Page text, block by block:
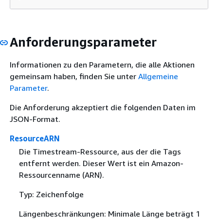
Anforderungsparameter
Informationen zu den Parametern, die alle Aktionen
gemeinsam haben, finden Sie unter Allgemeine
Parameter.
Die Anforderung akzeptiert die folgenden Daten im
JSON-Format.
ResourceARN
Die Timestream-Ressource, aus der die Tags
entfernt werden. Dieser Wert ist ein Amazon-
Ressourcenname (ARN).
Typ: Zeichenfolge
Längenbeschränkungen: Minimale Länge beträgt 1